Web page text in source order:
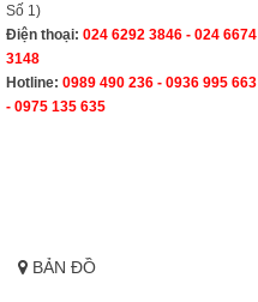
Số 1)
Điện thoại: 024 6292 3846 - 024 6674
3148
Hotline: 0989 490 236 - 0936 995 663
- 0975 135 635
BẢN ĐỒ